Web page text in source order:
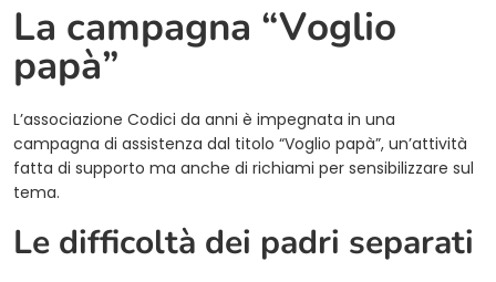
La campagna “Voglio
papà”
L’associazione Codici da anni è impegnata in una
campagna di assistenza dal titolo “Voglio papà”, un’attività
fatta di supporto ma anche di richiami per sensibilizzare sul
tema.
Le difficoltà dei padri separati